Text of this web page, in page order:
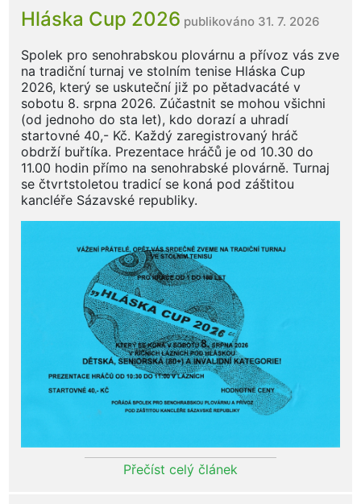
Hláska Cup 2026 publikováno 31. 7. 2026
Spolek pro senohrabskou plovárnu a přívoz vás zve
na tradiční turnaj ve stolním tenise Hláska Cup
2026, který se uskuteční již po pětadvacáté v
sobotu 8. srpna 2026. Zúčastnit se mohou všichni
(od jednoho do sta let), kdo dorazí a uhradí
startovné 40,- Kč. Každý zaregistrovaný hráč
obdrží buřtíka. Prezentace hráčů je od 10.30 do
11.00 hodin přímo na senohrabské plovárně. Turnaj
se čtvrtstoletou tradicí se koná pod záštitou
kancléře Sázavské republiky.
Přečíst celý článek